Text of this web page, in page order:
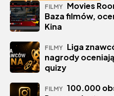
FILMY Movies
Baza filmów,
Kina
FILMY Liga
nagrody
quizy
FILMY 100.000